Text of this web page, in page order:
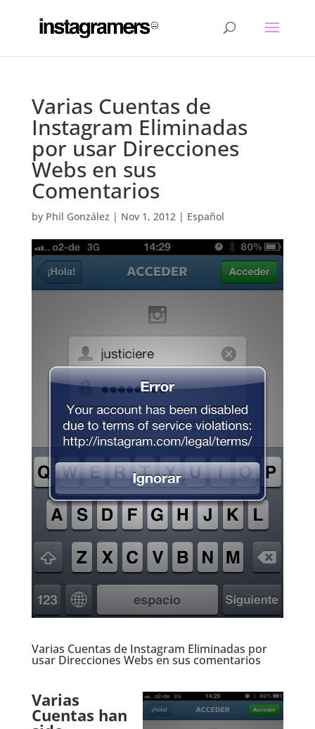
Varias Cuentas de
Instagram Eliminadas
por usar Direcciones
Webs en sus
Comentarios
by Phil González | Nov 1, 2012| Español
Varias Cuentas de Instagram Eliminadas por
usar Direcciones Webs en sus comentarios
Varias
Cuentas han